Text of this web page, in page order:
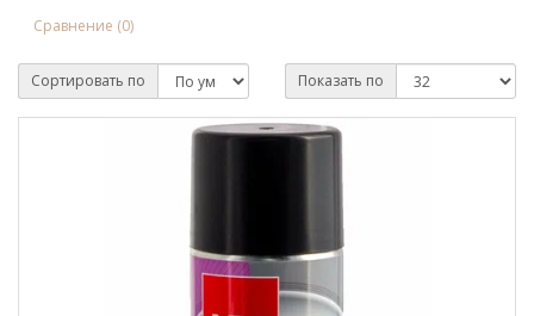
Сравнение (0)
Сортировать по Показать по